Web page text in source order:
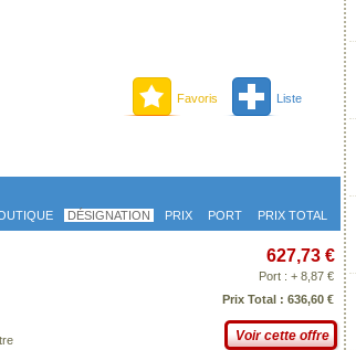
Favoris Liste
DÉSIGNATION PRIX PORT PRIX TOTAL
627,73 €
Port : + 8,87 €
Prix Total : 636,60 €
Voir cette offre